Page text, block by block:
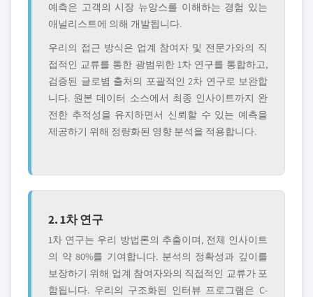
예측은 고객의 시장 뉴앙스를 이해하는 경험 있는
애널리스트에 의해 개발됩니다.
우리의 접근 방식은 업계 참여자 및 전문가와의 직
접적인 교류를 통한 광범위한 1차 연구를 통합하고,
검증된 글로볌 출처의 포괄적인 2차 연구로 보완합
니다. 원본 데이터 소스에서 최종 인사이트까지 완
전한 추적성을 유지하면서 신뢰할 수 있는 예측을
제공하기 위해 정량화된 영향 분석을 적용합니다.
2. 1차 연구
1차 연구는 우리 방법론의 추출이며, 전체 인사이트
의 약 80%를 기여합니다. 분석의 정확성과 깊이를
보장하기 위해 업계 참여자와의 직접적인 교류가 포
함됩니다. 우리의 구조화된 인터뷰 프로그램은 C-